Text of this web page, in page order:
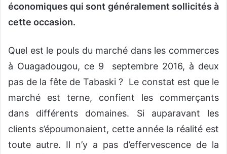
économiques qui sont généralement sollicités à
cette occasion.
Quel est le pouls du marché dans les commerces
à Ouagadougou, ce 9 septembre 2016, à deux
pas de la fête de Tabaski ? Le constat est que le
marché est terne, confient les commerçants
dans différents domaines. Si auparavant les
clients s’époumonaient, cette année la réalité est
toute autre. Il n’y a pas d’effervescence de la